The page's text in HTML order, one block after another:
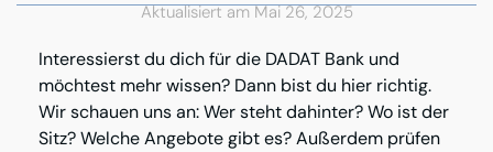
Aktualisiert am Mai 26, 2025
Interessierst du dich für die DADAT Bank und
möchtest mehr wissen? Dann bist du hier richtig.
Wir schauen uns an: Wer steht dahinter? Wo ist der
Sitz? Welche Angebote gibt es? Außerdem prüfen